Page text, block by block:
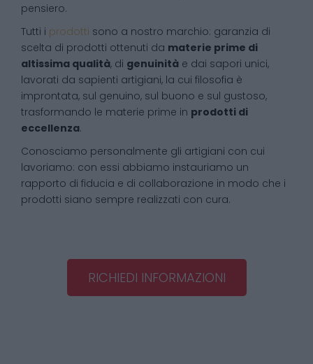
pensiero.
Tutti i prodotti sono a nostro marchio: garanzia di
scelta di prodotti ottenuti da materie prime di
altissima qualità, di genuinità e dai sapori unici,
lavorati da sapienti artigiani, la cui filosofia è
improntata, sul genuino, sul buono e sul gustoso,
trasformando le materie prime in prodotti di
eccellenza.
Conosciamo personalmente gli artigiani con cui
lavoriamo: con essi abbiamo instauriamo un
rapporto di fiducia e di collaborazione in modo che i
prodotti siano sempre realizzati con cura.
RICHIEDI INFORMAZIONI